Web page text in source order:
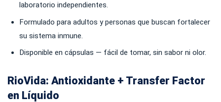
laboratorio independientes.
Formulado para adultos y personas que buscan fortalecer
su sistema inmune.
Disponible en cápsulas — fácil de tomar, sin sabor ni olor.
RioVida: Antioxidante + Transfer Factor
en Líquido